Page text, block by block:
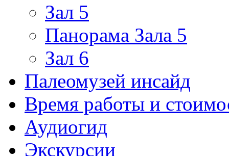
Зал 5
Панорама Зала 5
Зал 6
Палеомузей инсайд
Время работы и
Аудиогид
Экскурсии